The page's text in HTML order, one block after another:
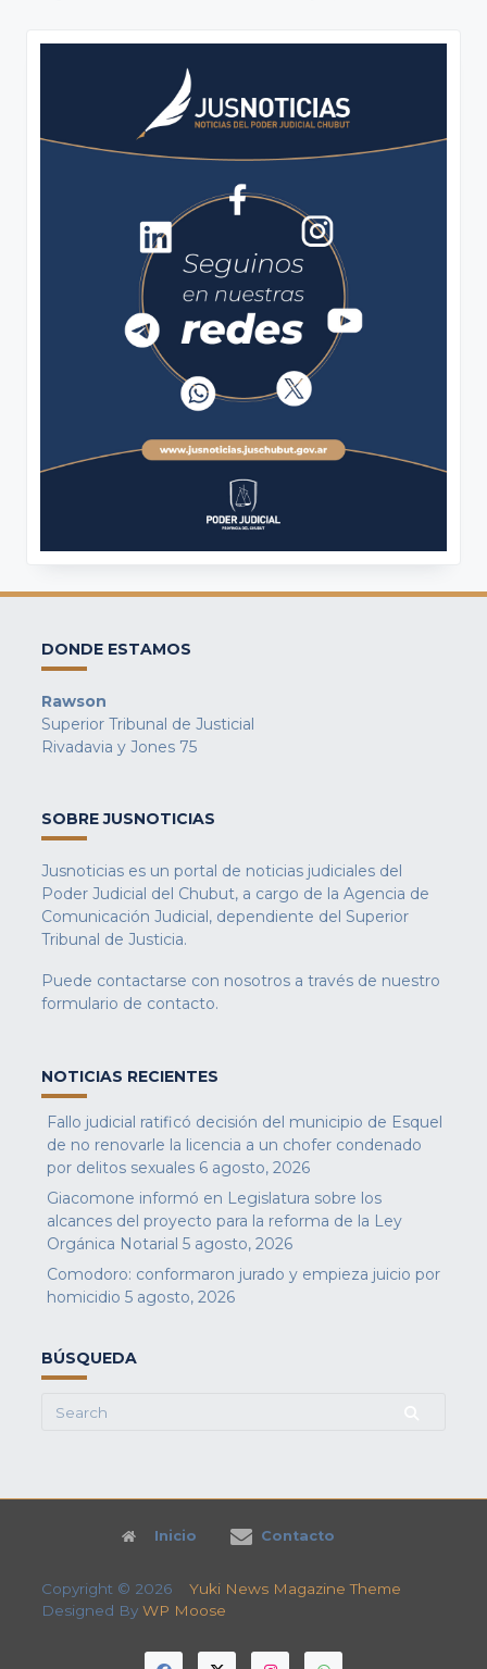
DONDE ESTAMOS
Rawson
Superior Tribunal de Justicial
Rivadavia y Jones 75
SOBRE JUSNOTICIAS
Jusnoticias es un portal de noticias judiciales del
Poder Judicial del Chubut, a cargo de la Agencia de
Comunicación Judicial, dependiente del Superior
Tribunal de Justicia.
Puede contactarse con nosotros a través de nuestro
formulario de contacto.
NOTICIAS RECIENTES
Fallo judicial ratificó decisión del municipio de Esquel
de no renovarle la licencia a un chofer condenado
por delitos sexuales 6 agosto, 2026
Giacomone informó en Legislatura sobre los
alcances del proyecto para la reforma de la Ley
Orgánica Notarial 5 agosto, 2026
Comodoro: conformaron jurado y empieza juicio por
homicidio 5 agosto, 2026
BÚSQUEDA
Search
Inicio Contacto
Copyright © 2026 Yuki News Magazine Theme
Designed By WP Moose